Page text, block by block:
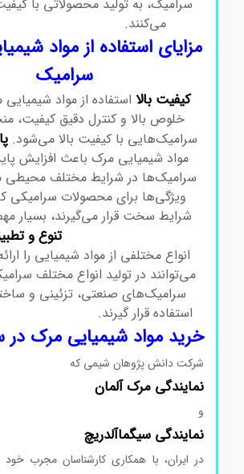
سرامیک، به تولید محصولاتی با کیفیت
می‌کنند.مواد شیمیایی مرک در
مزایای استفاده از مواد
سرامیک
کیفیت بالااستفاده از مواد شیمیایی
خلوص بالا و کنترل دقیق کیفیت، منجر
سرامیک‌هایی با کیفیت بالا می‌شود.
مواد شیمیایی مرک باعث افزایش
سرامیک‌ها در شرایط مختلف محیطی
ویژگی‌ها برای محصولات سرامیکی
شرایط سخت قرار می‌گیرند، بسیار
تنوع و
انواع مختلفی از مواد شیمیایی را
می‌توانند در تولید انواع مختلف
سرامیک‌های صنعتی، تزئینی و
استفاده قرار گیرند.مواد شیمیایی مرک
خرید مواد شیمیایی مرک در
شرکت دانش پژوهان شیمی که
نمایندگیمرکآلمان
نمایندگیسیگماآلدریچ
در ایران، با همکاری کارشناسان مجرب خود